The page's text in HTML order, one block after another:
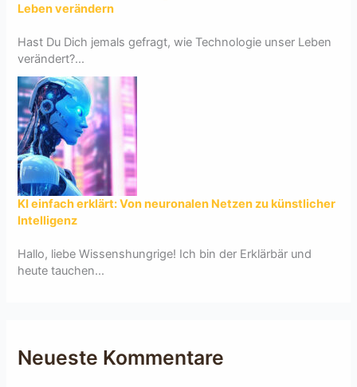
Leben verändern
Hast Du Dich jemals gefragt, wie Technologie unser Leben
verändert?...
KI einfach erklärt: Von neuronalen Netzen zu künstlicher
Intelligenz
Hallo, liebe Wissenshungrige! Ich bin der Erklärbär und
heute tauchen...
Neueste Kommentare